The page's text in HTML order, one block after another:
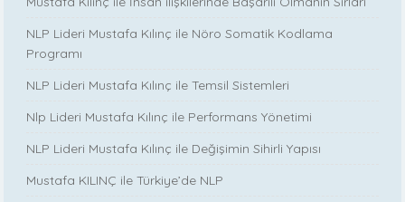
NLP Lideri Mustafa Kılınç ile Nöro Somatik Kodlama
Programı
NLP Lideri Mustafa Kılınç ile Temsil Sistemleri
Nlp Lideri Mustafa Kılınç ile Performans Yönetimi
NLP Lideri Mustafa Kılınç ile Değişimin Sihirli Yapısı
Mustafa KILINÇ ile Türkiye’de NLP